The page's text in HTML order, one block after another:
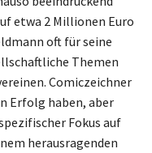
etwa 2 Millionen Euro
oft für seine
Themen
Comiczeichner
Erfolg haben, aber
Fokus auf
herausragenden